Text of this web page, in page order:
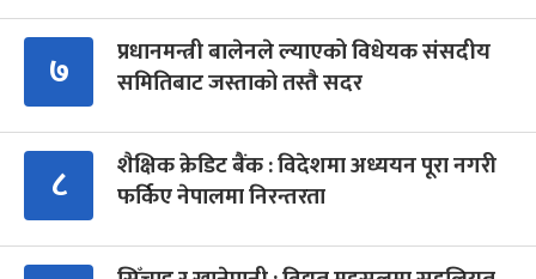
७
प्रधानमन्त्री बालेनले ल्याएको विधेयक संसदीय
समितिबाट जस्ताको तस्तै सदर
८
शैक्षिक क्रेडिट बैंक : विदेशमा अध्ययन पूरा नगरी
फर्किए नेपालमा निरन्तरता